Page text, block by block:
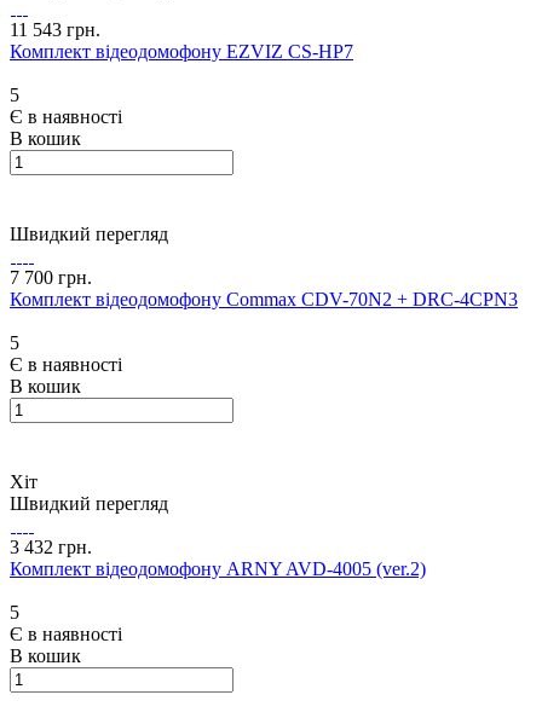
11 543 грн.
Комплект відеодомофону EZVIZ CS-HP7
5
Є в наявності
В кошик
Швидкий перегляд
7 700 грн.
Комплект відеодомофону Commax CDV-70N2 + DRC-4CPN3
5
Є в наявності
В кошик
Хіт
Швидкий перегляд
3 432 грн.
Комплект відеодомофону ARNY AVD-4005 (ver.2)
5
Є в наявності
В кошик